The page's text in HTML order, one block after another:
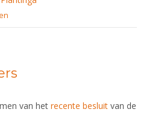
van het recente besluit van de